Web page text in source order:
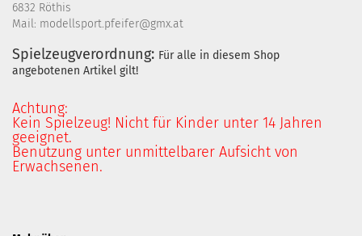
6832 Röthis
Mail: modellsport.pfeifer@gmx.at
Spielzeugverordnung: Für alle in diesem Shop
angebotenen Artikel gilt!
Achtung:
Kein Spielzeug! Nicht für Kinder unter 14 Jahren
geeignet.
Benutzung unter unmittelbarer Aufsicht von
Erwachsenen.